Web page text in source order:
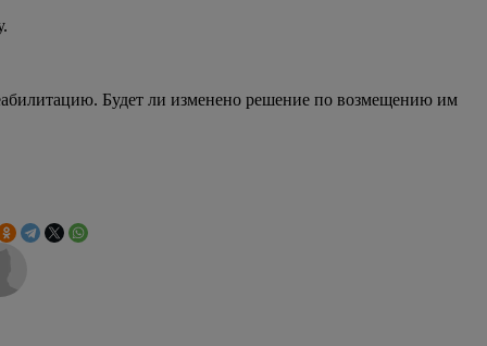
Будет ли изменено решение по возмещению им